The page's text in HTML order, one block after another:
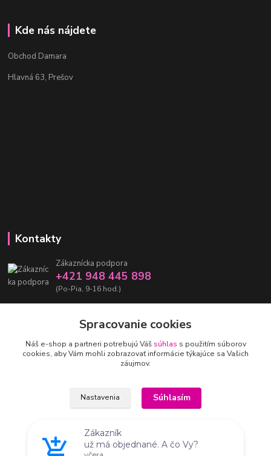
Kde nás nájdete
Obchod Damara
Hlavná 63, Prešov
Kontakty
Zákaznícka podpora
+421 948 445 898
(Po-Pia, 9-16 hod.)
Upravit sběr cookies.
® 2018-2026 damarashop.sk - Všetky práva vyhradené Ⓒ
Vytvorené na
Eshop-rychlo.sk
Spracovanie cookies
Náš e-shop a partneri potrebujú Váš súhlas s použitím súborov
cookies, aby Vám mohli zobrazovať informácie týkajúce sa Vašich
záujmov.
Nastavenia Súhlasím
Súhlas môžete odmietnuť
už má objednané. A čo Vy?
včera